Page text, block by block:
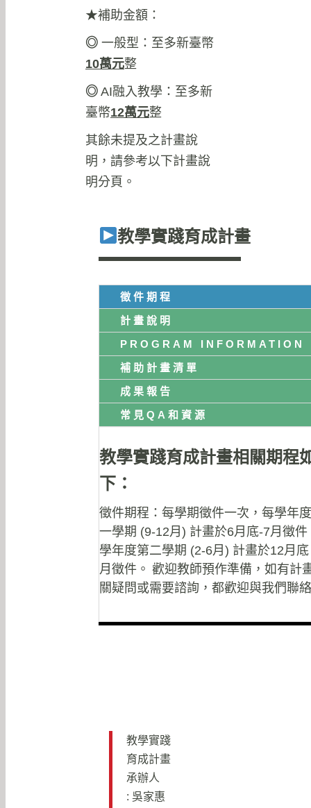
★補助金額：
◎ 一般型：至多新臺幣
10萬元整
◎ AI融入教學：至多新
臺幣12萬元整
其餘未提及之計畫說
明，請參考以下計畫說
明分頁。
教學實踐育成計畫
徵件期程
計畫說明
PROGRAM INFORMATION
補助計畫清單
成果報告
常見QA和資源
教學實踐育成計畫相關期程
下：
徵件期程：每學期徵件一次，每學年
一學期 (9-12月) 計畫於6月底-7月徵件
學年度第二學期 (2-6月) 計畫於12月
月徵件。 歡迎教師預作準備，如有計
關疑問或需要諮詢，都歡迎與我們聯
教學實踐
育成計畫
承辦人
: 吳家惠